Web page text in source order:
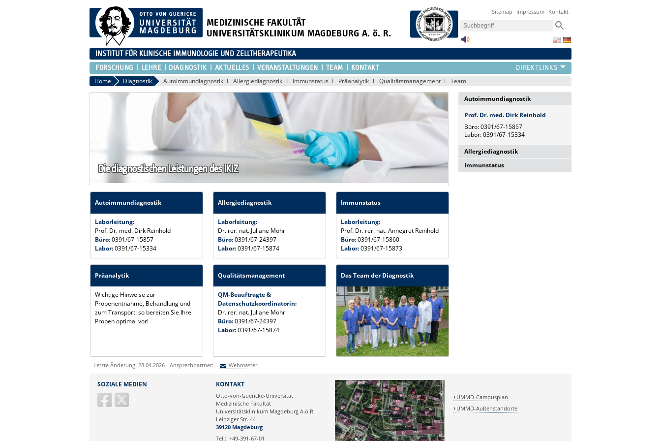
MEDIZINISCHE FAKULTÄT
UNIVERSITÄTSKLINIKUM MAGDEBURG A. ö. R.
Sitemap Impressum Kontakt
INSTITUT FÜR KLINISCHE IMMUNOLOGIE UND ZELLTHERAPEUTIKA
FORSCHUNG LEHRE DIAGNOSTIK AKTUELLES VERANSTALTUNGEN TEAM KONTAKT
Home Diagnostik Autoimmundiagnostik Allergiediagnostik Immunstatus Präanalytik Qualitätsmanagement Team
Die diagnostischen Leistungen des IKIZ
Autoimmundiagnostik
Laborleitung:
Prof. Dr. med. Dirk Reinhold
Büro:0391/67-15857
Labor:0391/67-15334
Allergiediagnostik
Laborleitung:
Dr. rer. nat. Juliane Mohr
Büro:0391/67-24397
Labor:0391/67-15874
Immunstatus
Laborleitung:
Prof. Dr. rer. nat. Annegret Reinhold
Büro:0391/67-15860
Labor:0391/67-15873
Präanalytik
Wichtige Hinweise zur
Probenentnahme, Behandlung und
zum Transport: so bereiten Sie Ihre
Proben optimal vor!
Qualitätsmanagement
QM-Beauftragte &
Datenschutzkoordinatorin:
Dr. rer. nat. Juliane Mohr
Büro:0391/67-24397
Labor:0391/67-15874
Das Team der Diagnostik
Autoimmundiagnostik
Prof. Dr. med. Dirk Reinhold
Büro: 0391/67-15857
Labor: 0391/67-15334
Allergiediagnostik
Dr. rer. nat. Juliane Mohr
Immunstatus
Letzte Änderung: 28.04.2026 - Ansprechpartner: Webmaster
Ihre E-Mailadresse:
SOZIALE MEDIEN KONTAKT
Otto-von-Guericke-Universität
Medizinische Fakultät
Universitätsklinikum Magdeburg A.ö.R.
Leipziger Str. 44
39120 Magdeburg
Tel.: +49-391-67-01
UMMD-Campusplan
UMMD-Außenstandorte